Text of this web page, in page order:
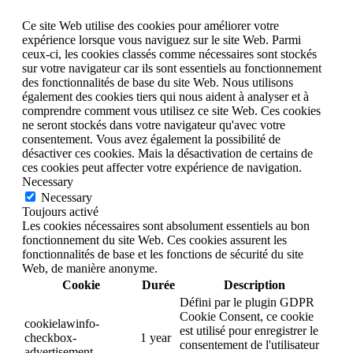
Ce site Web utilise des cookies pour améliorer votre
expérience lorsque vous naviguez sur le site Web. Parmi
ceux-ci, les cookies classés comme nécessaires sont stockés
sur votre navigateur car ils sont essentiels au fonctionnement
des fonctionnalités de base du site Web. Nous utilisons
également des cookies tiers qui nous aident à analyser et à
comprendre comment vous utilisez ce site Web. Ces cookies
ne seront stockés dans votre navigateur qu'avec votre
consentement. Vous avez également la possibilité de
désactiver ces cookies. Mais la désactivation de certains de
ces cookies peut affecter votre expérience de navigation.
Necessary
Necessary
Toujours activé
Les cookies nécessaires sont absolument essentiels au bon
fonctionnement du site Web. Ces cookies assurent les
fonctionnalités de base et les fonctions de sécurité du site
Web, de manière anonyme.
Cookie
Durée Description
cookielawinfo-
checkbox-
1 year
Défini par le plugin GDPR
Cookie Consent, ce cookie
est utilisé pour enregistrer le
consentement de l'utilisateur